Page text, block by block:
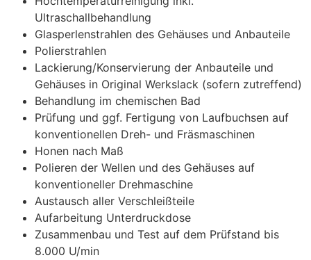
Ultraschallbehandlung
Glasperlenstrahlen des Gehäuses und Anbauteile
Polierstrahlen
Lackierung/Konservierung der Anbauteile und
Gehäuses in Original Werkslack (sofern zutreffend)
Behandlung im chemischen Bad
Prüfung und ggf. Fertigung von Laufbuchsen auf
konventionellen Dreh- und Fräsmaschinen
Honen nach Maß
Polieren der Wellen und des Gehäuses auf
konventioneller Drehmaschine
Austausch aller Verschleißteile
Aufarbeitung Unterdruckdose
Zusammenbau und Test auf dem Prüfstand bis
8.000 U/min